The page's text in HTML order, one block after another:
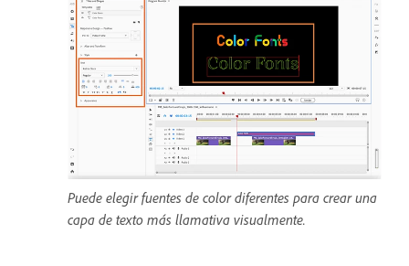
Puede elegir fuentes de color diferentes para crear una
capa de texto más llamativa visualmente.